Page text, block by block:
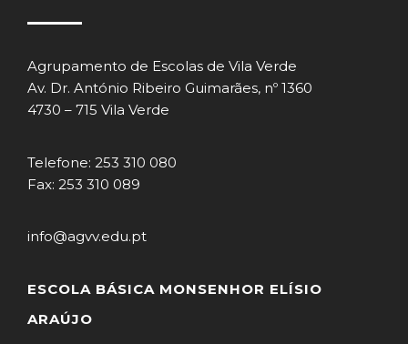
Agrupamento de Escolas de Vila Verde
Av. Dr. António Ribeiro Guimarães, nº 1360
4730 – 715 Vila Verde
Telefone: 253 310 080
Fax: 253 310 089
info@agvv.edu.pt
ESCOLA BÁSICA MONSENHOR ELÍSIO
ARAÚJO